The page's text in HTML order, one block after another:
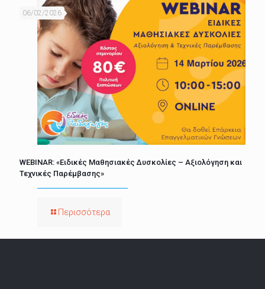
06/02/2026
WEBINAR: «Ειδικές Μαθησιακές Δυσκολίες – Αξιολόγηση και
Τεχνικές Παρέμβασης»
Περισσότερα